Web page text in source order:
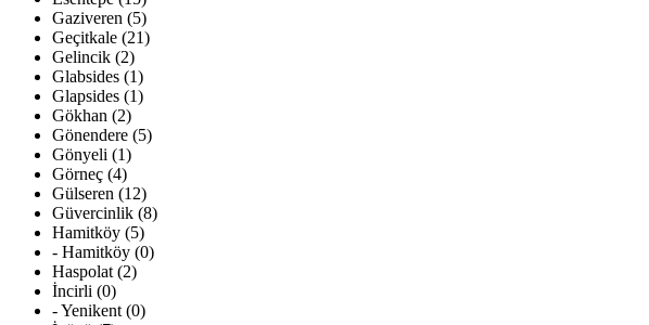
Gaziveren (5)
Geçitkale (21)
Gelincik (2)
Glabsides (1)
Glapsides (1)
Gökhan (2)
Gönendere (5)
Gönyeli (1)
Görneç (4)
Gülseren (12)
Güvercinlik (8)
Hamitköy (5)
- Hamitköy (0)
Haspolat (2)
İncirli (0)
- Yenikent (0)